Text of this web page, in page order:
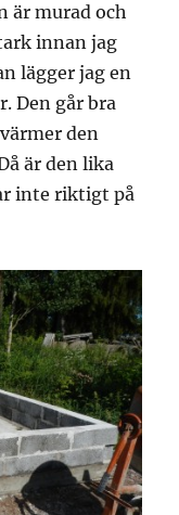
är murad och
innan jag
lägger jag en
Den går bra
den
är den lika
inte riktigt på